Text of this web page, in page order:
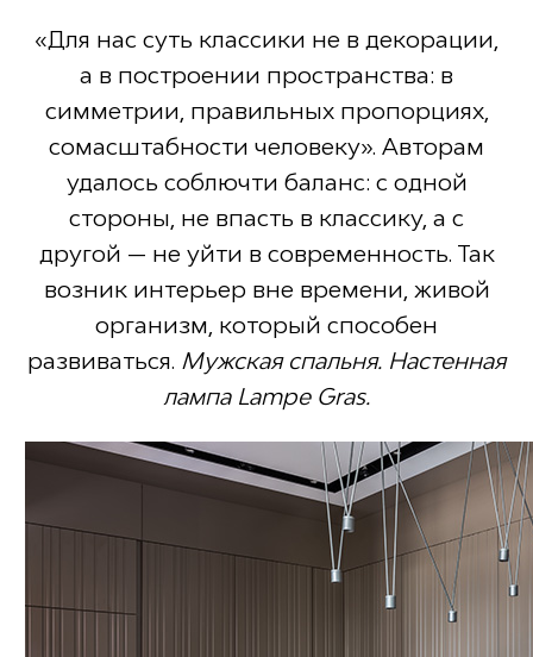
«Для нас суть классики не в декорации,
а в построении пространства: в
симметрии, правильных пропорциях,
сомасштабности человеку». Авторам
удалось соблючти баланс: с одной
стороны, не впасть в классику, а с
другой — не уйти в современность. Так
возник интерьер вне времени, живой
организм, который способен
развиваться. Мужская спальня. Настенная
лампа Lampe Gras.